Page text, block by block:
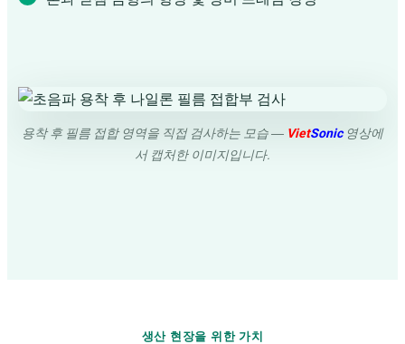
용착 후 필름 접합 영역을 직접 검사하는 모습 ― VietSonic영상에
서 캡처한 이미지입니다.
생산 현장을 위한 가치